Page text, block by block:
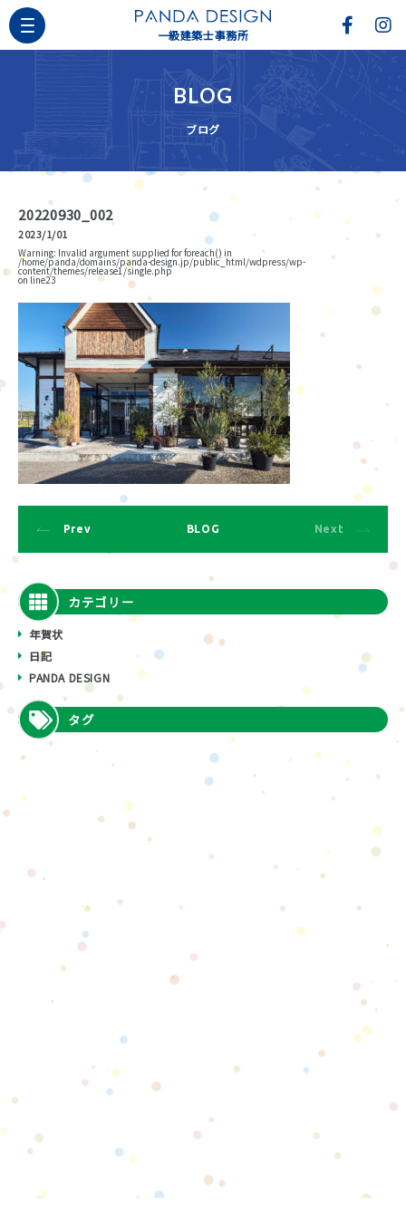
一級建築士事務所
BLOG
ブログ
20220930_002
2023/1/01
Warning: Invalid argument supplied for foreach() in
/home/panda/domains/panda-design.jp/public_html/wdpress/wp-
content/themes/release1/single.php
on line23
Prev BLOG Next
カテゴリー
年賀状
日記
PANDA DESIGN
タグ